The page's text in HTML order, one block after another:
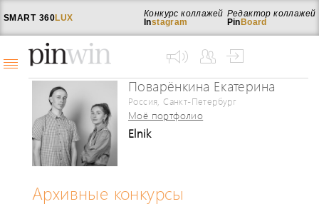
SMART 360LUX
Редактор коллажей
Pin Board
Конкурс коллажей
Instagram
Поварёнкина Екатерина
Россия, Санкт-Петербург
Моё портфолио
Elnik
Архивные конкурсы